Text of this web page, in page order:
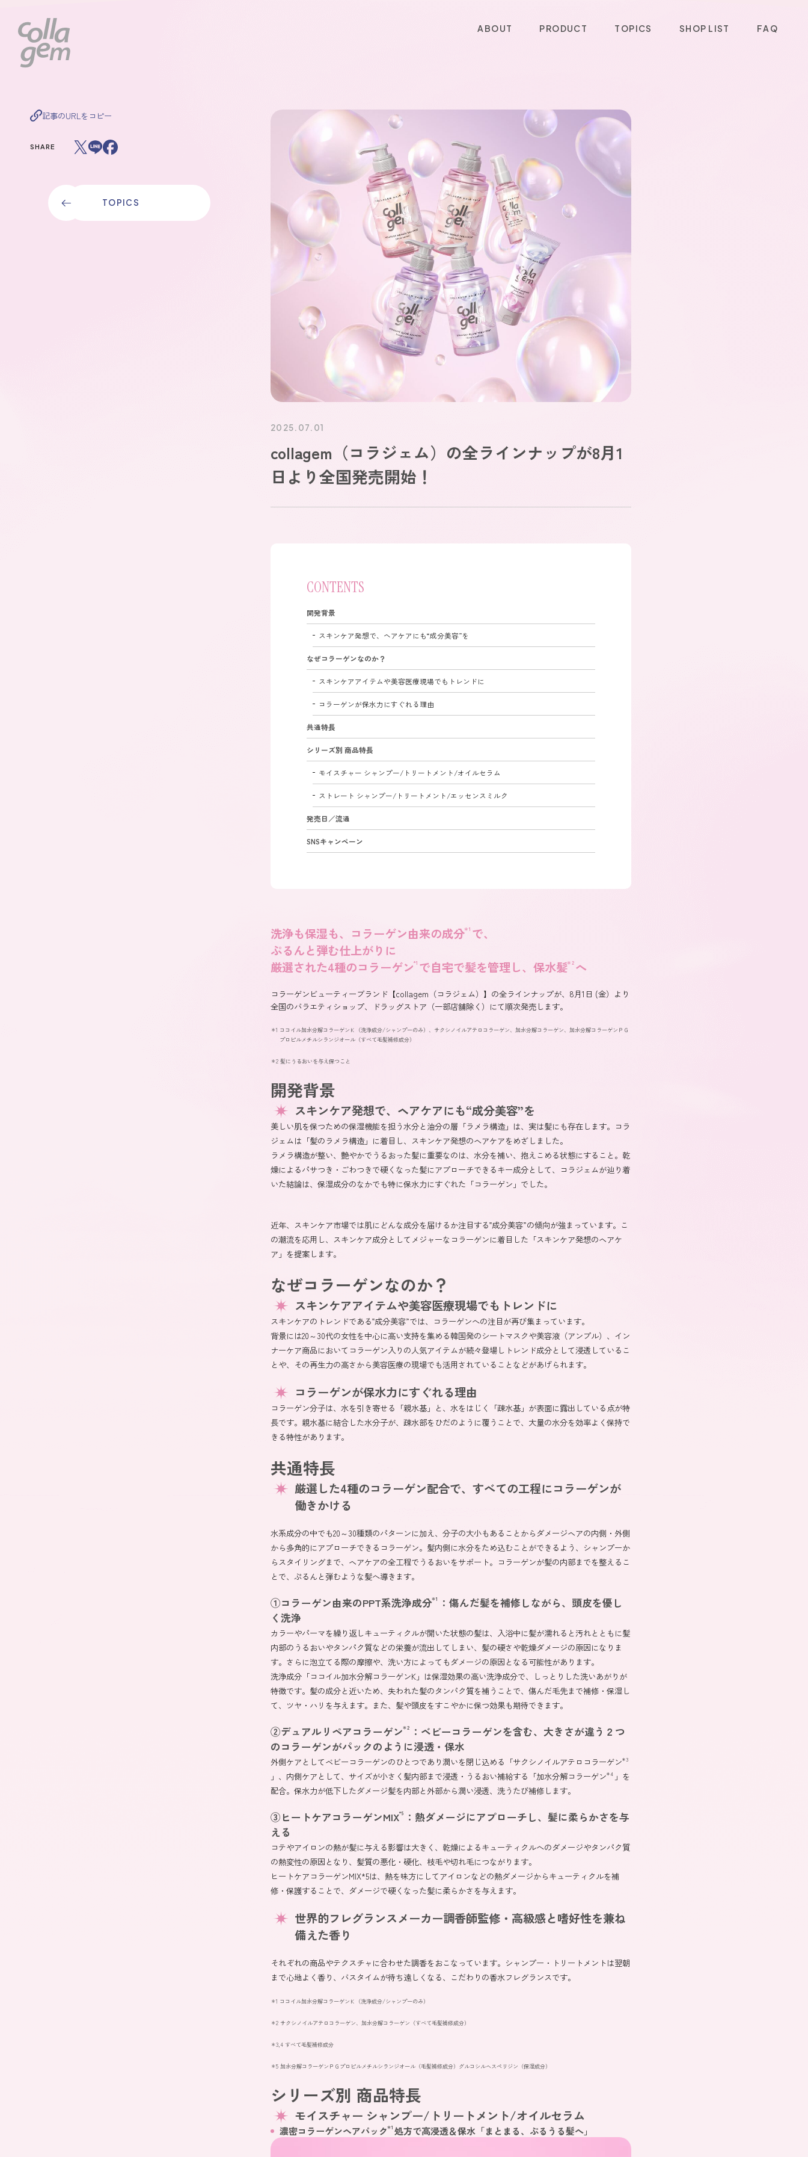
A BOUT
PRODUCT
T OPICS
SH OP L IST
FA Q
2025.07.01
collagem（コラジェム）の全ラインナップが8月1
日より全国発売開始！
CONTENTS
開発背景
スキンケア発想で、ヘアケアにも“成分美容”を
なぜコラーゲンなのか？
スキンケアアイテムや美容医療現場でもトレンドに
コラーゲンが保水力にすぐれる理由
共通特長
シリーズ別 商品特長
モイスチャー シャンプー/トリートメント/オイルセラム
ストレート シャンプー/トリートメント/エッセンスミルク
発売日／流通
SNSキャンペーン
洗浄も保湿も、 コラーゲン由来の成分＊1 で、
ぷるんと弾む仕上がりに
厳選された4種のコラーゲン*1 で自宅で髪を管理し、保水髪＊2 へ
コラーゲンビューティーブランド【collagem（コラジェム）】の全ラインナップが、8月1日 (金）より
全国のバラエティショップ、ドラッグストア（一部店舗除く）にて順次発売します。
＊1 ココイル加水分解コラーゲンＫ（洗浄成分/シャンプーのみ）、サクシノイルアテロコラーゲン、加水分解コラーゲン、加水分解コラーゲンＰＧ
プロピルメチルシランジオール（すべて毛髪補修成分）
＊2 髪にうるおいを与え保つこと
開発背景
スキンケア発想で、ヘアケアにも“成分美容”を
美しい肌を保つための保湿機能を担う水分と油分の層「ラメラ構造」は、実は髪にも存在します。コラ
ジェムは「髪のラメラ構造」に着目し、スキンケア発想のヘアケアをめざしました。
ラメラ構造が整い、艶やかでうるおった髪に重要なのは、水分を補い、抱えこめる状態にすること。乾
燥によるパサつき・ごわつきで硬くなった髪にアプローチできるキー成分として、コラジェムが辿り着
いた結論は、保湿成分のなかでも特に保水力にすぐれた「コラーゲン」でした。
近年、スキンケア市場では肌にどんな成分を届けるか注目する‟成分美容”の傾向が強まっています。こ
の潮流を応用し、スキンケア成分としてメジャーなコラーゲンに着目した「スキンケア発想のヘアケ
ア」を提案します。
なぜコラーゲンなのか？
スキンケアアイテムや美容医療現場でもトレンドに
スキンケアのトレンドである‟成分美容”では、コラーゲンへの注目が再び集まっています。
背景には20～30代の女性を中心に高い支持を集める韓国発のシートマスクや美容液（アンプル）、イン
ナーケア商品においてコラーゲン入りの人気アイテムが続々登場しトレンド成分として浸透しているこ
とや、その再生力の高さから美容医療の現場でも活用されていることなどがあげられます。
コラーゲンが保水力にすぐれる理由
コラーゲン分子は、水を引き寄せる「親水基」と、水をはじく「疎水基」が表面に露出している点が特
長です。親水基に結合した水分子が、疎水部をひだのように覆うことで、大量の水分を効率よく保持で
きる特性があります。
共通特長
厳選した4種のコラーゲン配合で、すべての工程にコラーゲンが
働きかける
水系成分の中でも20～30種類のパターンに加え、分子の大小もあることからダメージヘアの内側・外側
から多角的にアプローチできるコラーゲン。髪内側に水分をため込むことができるよう、シャンプーか
らスタイリングまで、ヘアケアの全工程でうるおいをサポート。コラーゲンが髪の内部までを整えるこ
とで、ぷるんと弾むような髪へ導きます。
①コラーゲン由来のPPT系洗浄成分＊1
：傷んだ髪を補修しながら、頭皮を優し
く洗浄
カラーやパーマを繰り返しキューティクルが開いた状態の髪は、入浴中に髪が濡れると汚れとともに髪
内部のうるおいやタンパク質などの栄養が流出してしまい、髪の硬さや乾燥ダメージの原因になりま
す。さらに泡立てる際の摩擦や、洗い方によってもダメージの原因となる可能性があります。
洗浄成分「ココイル加水分解コラーゲンK」は保湿効果の高い洗浄成分で、しっとりした洗いあがりが
特徴です。髪の成分と近いため、失われた髪のタンパク質を補うことで、傷んだ毛先まで補修・保湿し
て、ツヤ・ハリを与えます。また、髪や頭皮をすこやかに保つ効果も期待できます。
②デュアルリペアコラーゲン＊2
：ベビーコラーゲンを含む、大きさが違う２つ
のコラーゲンがパックのように浸透・保水
外側ケアとしてベビーコラーゲンのひとつであり潤いを閉じ込める「サクシノイルアテロコラーゲン＊3
」、内側ケアとして、サイズが小さく髪内部まで浸透・うるおい補給する「加水分解コラーゲン＊4 」を
配合。保水力が低下したダメージ髪を内部と外部から潤い浸透、洗うたび補修します。
③ヒートケアコラーゲンMIX*5
：熱ダメージにアプローチし、髪に柔らかさを与
える
コテやアイロンの熱が髪に与える影響は大きく、乾燥によるキューティクルへのダメージやタンパク質
の熱変性の原因となり、髪質の悪化・硬化、枝毛や切れ毛につながります。
ヒートケアコラーゲンMIX*5は、熱を味方にしてアイロンなどの熱ダメージからキューティクルを補
修・保護することで、ダメージで硬くなった髪に柔らかさを与えます。
世界的フレグランスメーカー調香師監修・高級感と嗜好性を兼ね
備えた香り
それぞれの商品やテクスチャに合わせた調香をおこなっています。シャンプー・トリートメントは翌朝
まで心地よく香り、バスタイムが待ち遠しくなる、こだわりの香水フレグランスです。
＊1 ココイル加水分解コラーゲンＫ（洗浄成分/シャンプーのみ）
＊2 サクシノイルアテロコラーゲン、加水分解コラーゲン（すべて毛髪補修成分）
＊3,4 すべて毛髪補修成分
＊5 加水分解コラーゲンＰＧプロピルメチルシランジオール（毛髪補修成分）グルコシルヘスペリジン（保湿成分）
シリーズ別 商品特長
モイスチャー シャンプー/トリートメント/オイルセラム
濃密コラーゲンヘアパック＊1 処方で高浸透＆保水「まとまる、ぷるうる髪へ」
記事のURLを コ ピー
SHARE
TOPICS